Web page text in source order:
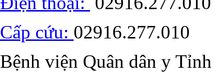
Cấp cứu: 02916.277.010
Bệnh viện Quân dân y